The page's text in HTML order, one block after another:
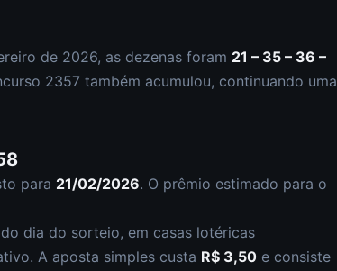
de 2026, as dezenas foram 21 – 35 – 36 –
2357 também acumulou, continuando uma
para 21/02/2026. O prêmio estimado para o
do dia do sorteio, em casas lotéricas
A aposta simples custa R$ 3,50 e consiste